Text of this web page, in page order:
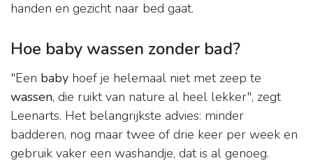
handen en gezicht naar bed gaat.
Hoe baby wassen zonder bad?
"Een baby hoef je helemaal niet met zeep te
wassen, die ruikt van nature al heel lekker", zegt
Leenarts. Het belangrijkste advies: minder
badderen, nog maar twee of drie keer per week en
gebruik vaker een washandje, dat is al genoeg.